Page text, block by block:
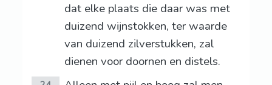
dat elke plaats die daar was met
duizend wijnstokken, ter waarde
van duizend zilverstukken, zal
dienen voor doornen en distels.